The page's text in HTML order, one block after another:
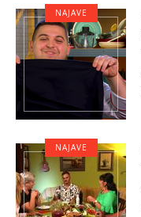
NAJAVE
NAJAVE